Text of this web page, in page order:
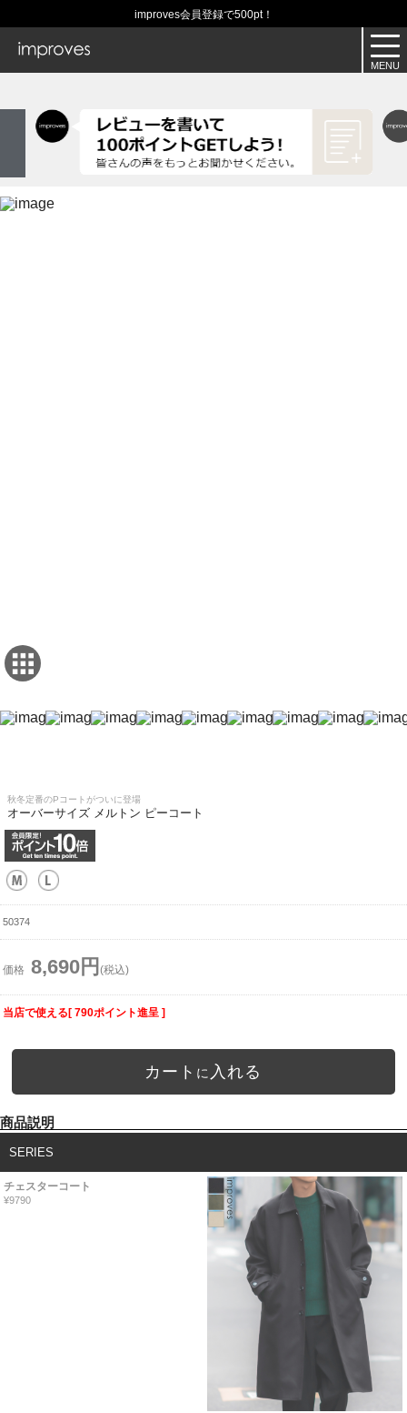
improves会員登録で500pt！
秋冬定番のPコートがついに登場
オーバーサイズ メルトン ピーコート
50374
価格 8,690円 (税込)
当店で使える[ 790ポイント進呈 ]
カート に 入れる
商品説明
SERIES
チェスターコート
¥9790